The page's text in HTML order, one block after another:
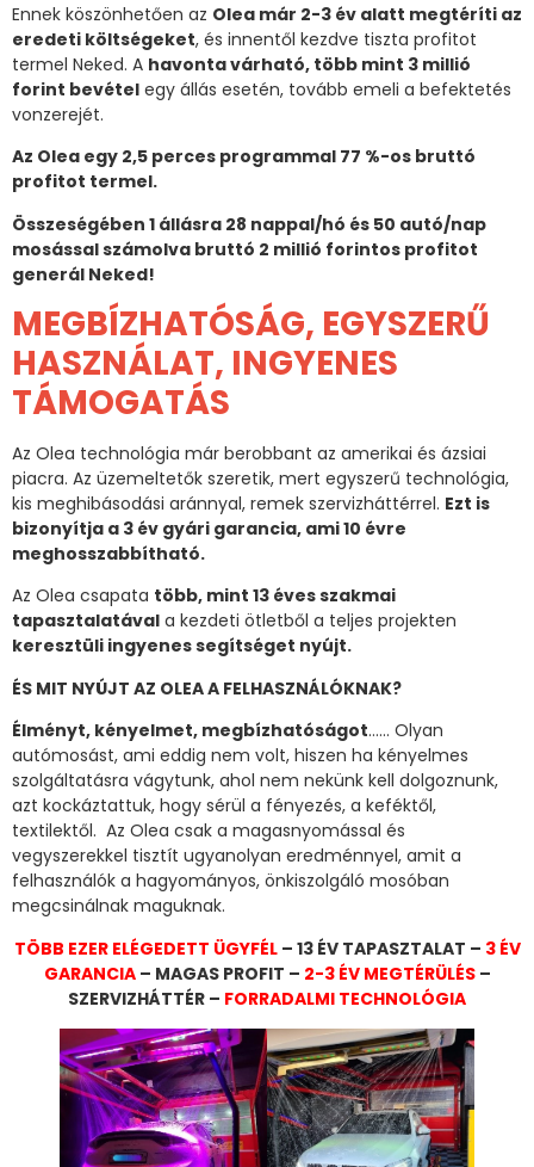
Ennek köszönhetően az Olea már 2-3 év alatt megtéríti az
eredeti költségeket, és innentől kezdve tiszta profitot
termel Neked. A havonta várható, több mint 3 millió
forint bevétel egy állás esetén, tovább emeli a befektetés
vonzerejét.
Az Olea egy 2,5 perces programmal 77 %-os bruttó
profitot termel.
Összeségében 1 állásra 28 nappal/hó és 50 autó/nap
mosással számolva bruttó 2 millió forintos profitot
generál Neked!
MEGBÍZHATÓSÁG, EGYSZERŰ
HASZNÁLAT, INGYENES
TÁMOGATÁS
Az Olea technológia már berobbant az amerikai és ázsiai
piacra. Az üzemeltetők szeretik, mert egyszerű technológia,
kis meghibásodási aránnyal, remek szervizháttérrel. Ezt is
bizonyítja a 3 év gyári garancia, ami 10 évre
meghosszabbítható.
Az Olea csapata több, mint 13 éves szakmai
tapasztalatával a kezdeti ötletből a teljes projekten
keresztüli ingyenes segítséget nyújt.
ÉS MIT NYÚJT AZ OLEA A FELHASZNÁLÓKNAK?
Élményt, kényelmet, megbízhatóságot…… Olyan
autómosást, ami eddig nem volt, hiszen ha kényelmes
szolgáltatásra vágytunk, ahol nem nekünk kell dolgoznunk,
azt kockáztattuk, hogy sérül a fényezés, a keféktől,
textilektől. Az Olea csak a magasnyomással és
vegyszerekkel tisztít ugyanolyan eredménnyel, amit a
felhasználók a hagyományos, önkiszolgáló mosóban
megcsinálnak maguknak.
TÖBB EZER ELÉGEDETT ÜGYFÉL– 13 ÉV TAPASZTALAT – 3 ÉV
GARANCIA– MAGAS PROFIT – 2-3 ÉV MEGTÉRÜLÉS–
SZERVIZHÁTTÉR – FORRADALMI TECHNOLÓGIA